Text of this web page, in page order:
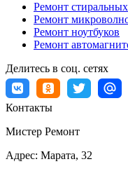
Ремонт
Ремонт
Ремонт ноутбуков
Ремонт
Делитесь в соц. сетях
Контакты
Мистер Ремонт
Адрес: Марата, 32